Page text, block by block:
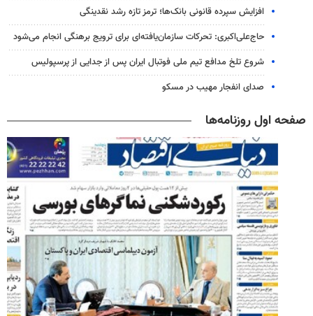
افزایش سپرده قانونی بانک‌ها؛ ترمز تازه رشد نقدینگی
حاج‌علی‌اکبری: تحرکات سازمان‌یافته‌ای برای ترویج برهنگی انجام می‌شود
شروع تلخ مدافع تیم ملی فوتبال ایران پس از جدایی از پرسپولیس
صدای انفجار مهیب در مسکو
صفحه اول روزنامه‌ها